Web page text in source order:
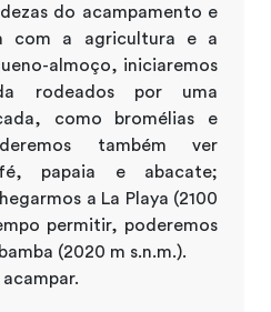
do acampamento e
com a agricultura e a
almoço, iniciaremos
rodeados por uma
como bromélias e
também ver
papaia e abacate;
a La Playa (2100
permitir, poderemos
(2020 m s.n.m.).